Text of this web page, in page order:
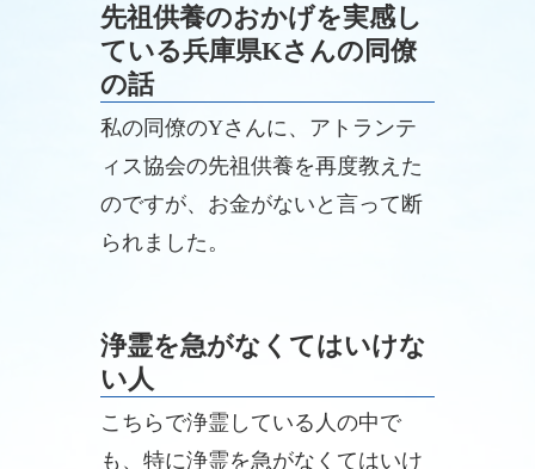
先祖供養のおかげを実感し
ている兵庫県Kさんの同僚
の話
私の同僚のYさんに、アトランテ
ィス協会の先祖供養を再度教えた
のですが、お金がないと言って断
られました。
浄霊を急がなくてはいけな
い人
こちらで浄霊している人の中で
も、特に浄霊を急がなくてはいけ